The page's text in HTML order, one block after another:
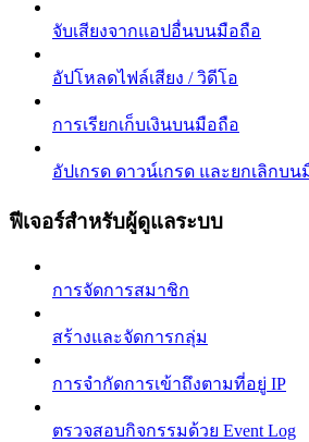
จับเสียงจากแอปอื่นบนมือถือ
อัปโหลดไฟล์เสียง / วิดีโอ
การเรียกเก็บเงินบนมือถือ
อัปเกรด ดาวน์เกรด และยกเลิกบน
ฟีเจอร์สำหรับผู้ดูแลระบบ
การจัดการสมาชิก
สร้างและจัดการกลุ่ม
การจำกัดการเข้าถึงตามที่อยู่ IP
ตรวจสอบกิจกรรมด้วย Event Log